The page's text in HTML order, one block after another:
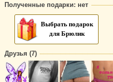
Полученные подарки: нет
Выбрать подарок
для Брюлик
Друзья (7)